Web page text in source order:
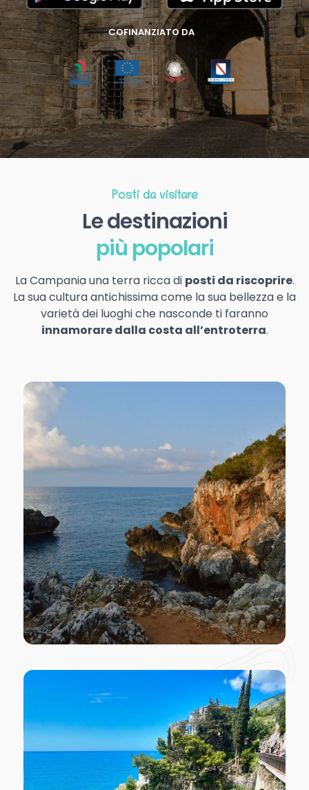
COFINANZIATO DA
Posti da visitare
Le destinazioni
più popolari
La Campania una terra ricca di posti da riscoprire.
La sua cultura antichissima come la sua bellezza e la
varietà dei luoghi che nasconde ti faranno
innamorare dalla costa all’entroterra.